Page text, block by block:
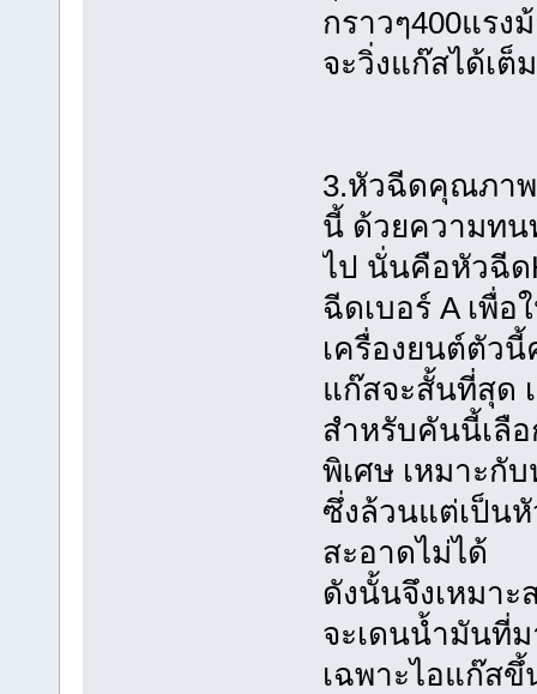
กราวๆ400แรง
จะวิ่งแก๊สได้เ
3.หัวฉีดคุณภาพ
นี้ ด้วยความทน
ไป นั่นคือหัวฉีด
ฉีดเบอร์ A เพื่
เครื่องยนต์ตัว
แก๊สจะสั้นที่สุด
สำหรับคันนี้เลื
พิเศษ เหมาะกั
ซึ่งล้วนแต่เป็น
สะอาดไม่ได้
ดังนั้นจึงเหมาะ
จะเดนน้ำมันที่
เฉพาะไอแก๊ส